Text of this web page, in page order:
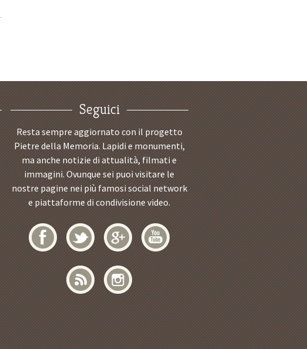
Seguici
Resta sempre aggiornato con il progetto
Pietre della Memoria. Lapidi e monumenti,
ma anche notizie di attualità, filmati e
immagini. Ovunque sei puoi visitare le
nostre pagine nei più famosi social network
e piattaforme di condivisione video.